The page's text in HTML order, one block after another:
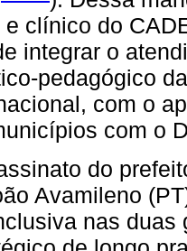
e clínico do
integrar o
pedagógico
com o
com o
do
Avamileno
nas duas